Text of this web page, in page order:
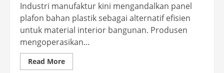
Industri manufaktur kini mengandalkan panel
plafon bahan plastik sebagai alternatif efisien
untuk material interior bangunan. Produsen
mengoperasikan...
Read MoreRead
more